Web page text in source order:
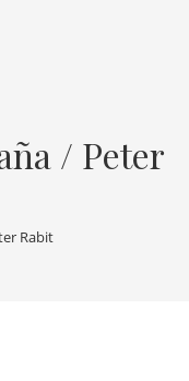
/ Peter
Rabit